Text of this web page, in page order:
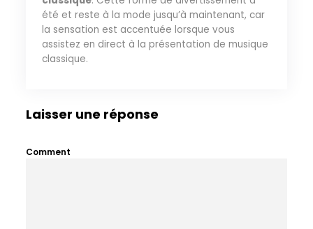
été et reste à la mode jusqu’à maintenant, car
la sensation est accentuée lorsque vous
assistez en direct à la présentation de musique
classique.
Laisser une réponse
Comment